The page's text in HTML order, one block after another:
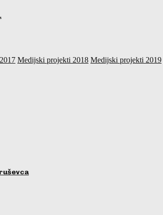
Medijski projekti 2018 Medijski projekti 2019